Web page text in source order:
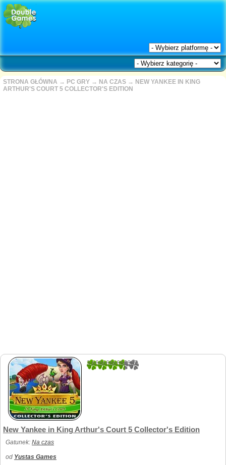
STRONA GŁÓWNA → PC GRY → NA CZAS → NEW YANKEE IN KING
ARTHUR'S COURT 5 COLLECTOR'S EDITION
3.6666666666667
New Yankee in King Arthur's Court 5 Collector's Edition
Gatunek: Na czas
od Yustas Games